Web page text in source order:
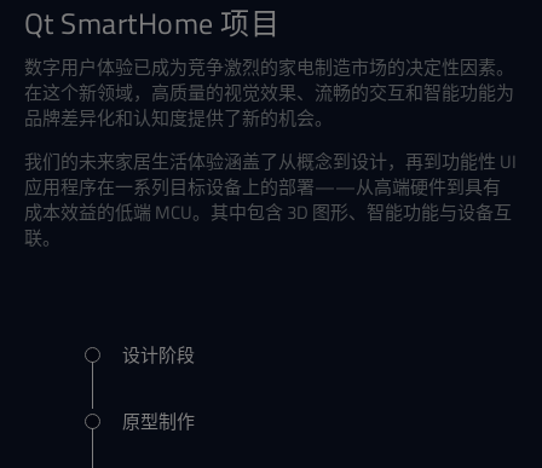
Qt SmartHome 项目
数字用户体验已成为竞争激烈的家电制造市场的决定性因素。
在这个新领域，高质量的视觉效果、流畅的交互和智能功能为
品牌差异化和认知度提供了新的机会。
我们的未来家居生活体验涵盖了从概念到设计，再到功能性 UI
应用程序在一系列目标设备上的部署——从高端硬件到具有
成本效益的低端 MCU。其中包含 3D 图形、智能功能与设备互
联。
设计阶段
原型制作